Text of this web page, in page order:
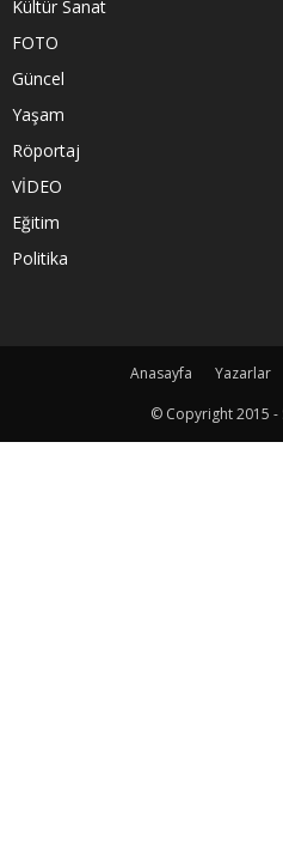
Kültür Sanat
FOTO
Güncel
Yaşam
Röportaj
VİDEO
Eğitim
Politika
Anasayfa Yazarlar
© Copyright 2015 -